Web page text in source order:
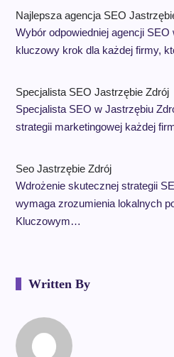
Najlepsza agencja SEO
Wybór odpowiedniej agencji
kluczowy krok dla każdej firmy,
Specjalista SEO Jastrzębie Zdrój
Specjalista SEO w Jastrzębiu
strategii marketingowej każdej
Seo Jastrzębie Zdrój
Wdrożenie skutecznej strategii
wymaga zrozumienia lokalnych
Kluczowym…
Written By